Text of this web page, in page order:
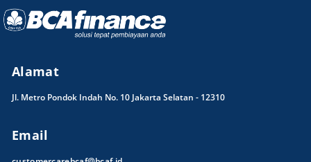
Alamat
Jl. Metro Pondok Indah No. 10 Jakarta Selatan - 12310
Email